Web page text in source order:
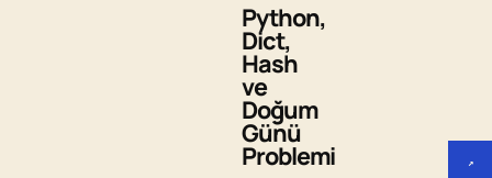
Python,
Dict,
Hash
ve
Doğum
Günü
Problemi ↗